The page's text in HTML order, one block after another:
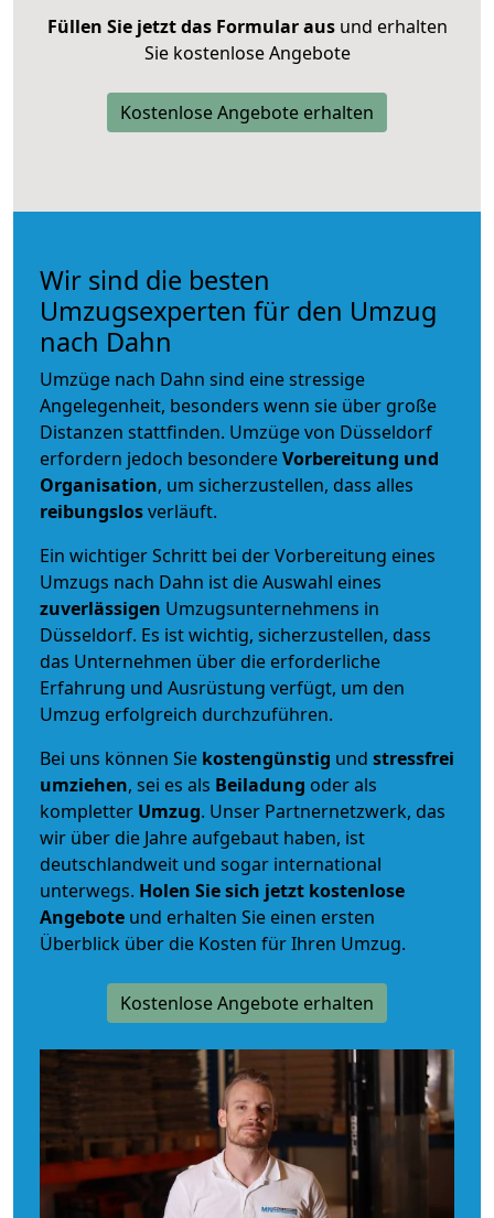
Füllen Sie jetzt das Formular ausund erhalten
Sie kostenlose Angebote
Kostenlose Angebote erhalten
Wir sind die besten
Umzugsexperten für den Umzug
nach Dahn
Umzüge nach Dahn sind eine stressige
Angelegenheit, besonders wenn sie über große
Distanzen stattfinden. Umzüge von Düsseldorf
erfordern jedoch besondereVorbereitung und
Organisation, um sicherzustellen, dass alles
reibungslosverläuft.
Ein wichtiger Schritt bei der Vorbereitung eines
Umzugs nach Dahn ist die Auswahl eines
zuverlässigen Umzugsunternehmens in
Düsseldorf. Es ist wichtig, sicherzustellen, dass
das Unternehmen über die erforderliche
Erfahrung und Ausrüstung verfügt, um den
Umzug erfolgreich durchzuführen.
Bei uns können Sie kostengünstig und stressfrei
umziehen, sei es als Beiladung oder als
kompletter Umzug. Unser Partnernetzwerk, das
wir über die Jahre aufgebaut haben, ist
deutschlandweit und sogar international
unterwegs. Holen Sie sich jetzt kostenlose
Angebote und erhalten Sie einen ersten
Überblick über die Kosten für Ihren Umzug.
Kostenlose Angebote erhalten